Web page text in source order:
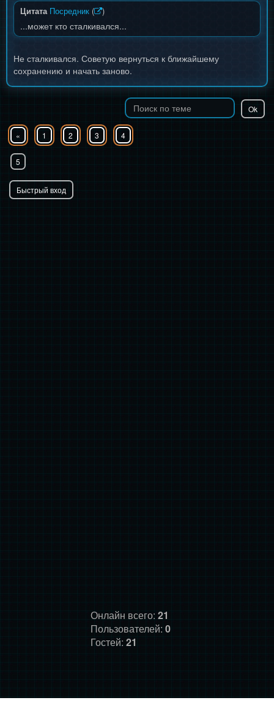
Цитата Посредник ( )
...может кто сталкивался...
Не сталкивался. Советую вернуться к ближайшему
сохранению и начать заново.
« 1 2 3 4
5
Онлайн всего: 21
Пользователей: 0
Гостей: 21